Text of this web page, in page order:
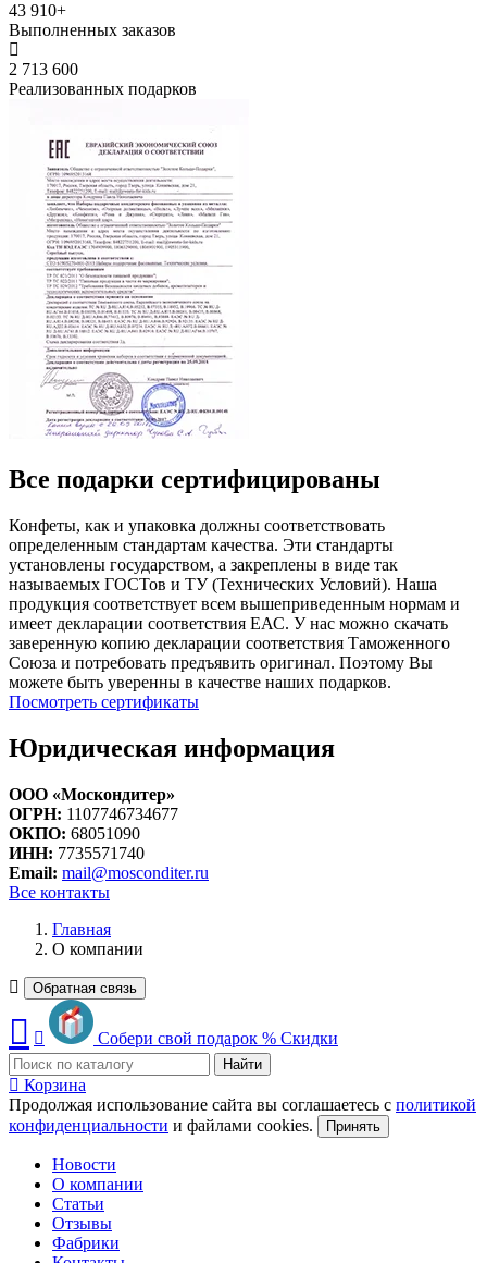
43 910+
Выполненных заказов
2 713 600
Реализованных подарков
Все подарки сертифицированы
Конфеты, как и упаковка должны соответствовать
определенным стандартам качества. Эти стандарты
установлены государством, а закреплены в виде так
называемых ГОСТов и ТУ (Технических Условий). Наша
продукция соответствует всем вышеприведенным нормам и
имеет декларации соответствия ЕАС. У нас можно скачать
заверенную копию декларации соответствия Таможенного
Союза и потребовать предъявить оригинал. Поэтому Вы
можете быть уверенны в качестве наших подарков.
Посмотреть сертификаты
Юридическая информация
ООО «Москондитер»
ОГРН: 1107746734677
ОКПО: 68051090
ИНН: 7735571740
Email: mail@mosconditer.ru
Все контакты
Главная
О компании
Обратная связь
Собери свой подарок % Скидки
Найти
Корзина
Продолжая использование сайта вы соглашаетесь с политикой
конфиденциальности и файлами cookies. Принять
Новости
О компании
Статьи
Отзывы
Фабрики